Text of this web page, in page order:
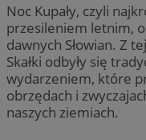
Noc Kupały, czyli
przesileniem letnim,
dawnych Słowian. Z
Skałki odbyły się
wydarzeniem, które
obrzędach i
naszych ziemiach.